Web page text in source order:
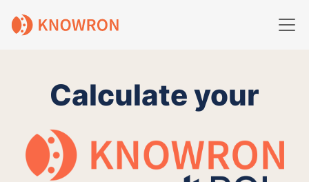
Calculate your